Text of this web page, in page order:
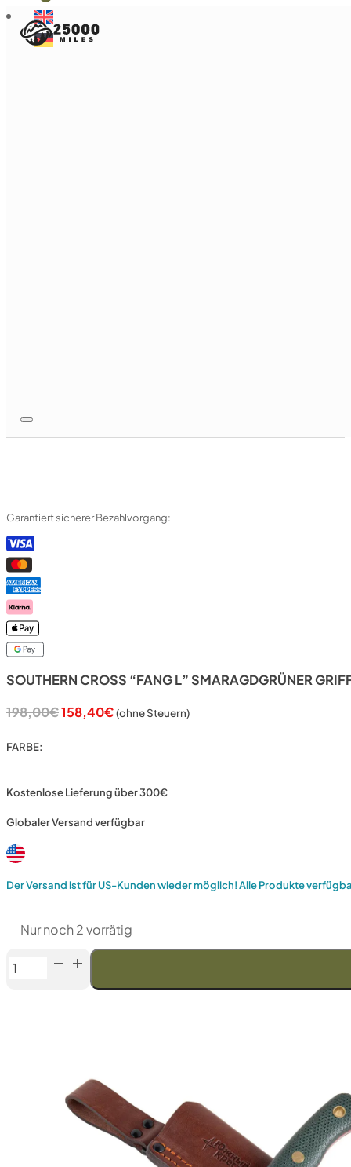
SOUTHERN CROSS “FANG L” SMARAGDGRÜNER
198,00€Ursprünglicher
158,40€Aktueller
(ohne Steuern)
FARBE:
Kostenlose Lieferung über 300€
Globaler Versand verfügbar
Der Versand ist für US-Kunden wieder möglich! Alle Produkte
Nur noch 2 vorrätig
Southern
(maßgefertigtes
Garantiert sicherer Bezahlvorgang: